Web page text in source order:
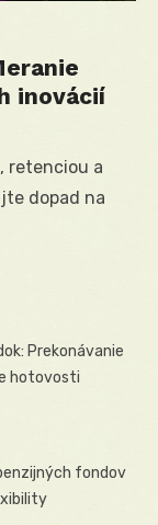
inovácií
retenciou a
dopad na
Prekonávanie
hotovosti
fondov